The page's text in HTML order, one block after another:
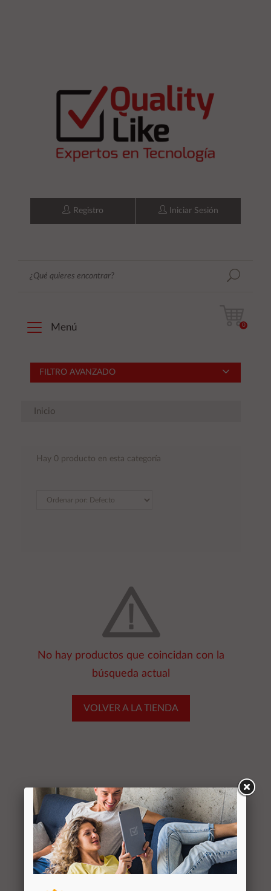
Registro Iniciar Sesión
Menú 0
FILTRO AVANZADO
Inicio
Hay 0 producto en esta categoría
No hay productos que coincidan con la
búsqueda actual
VOLVER A LA TIENDA